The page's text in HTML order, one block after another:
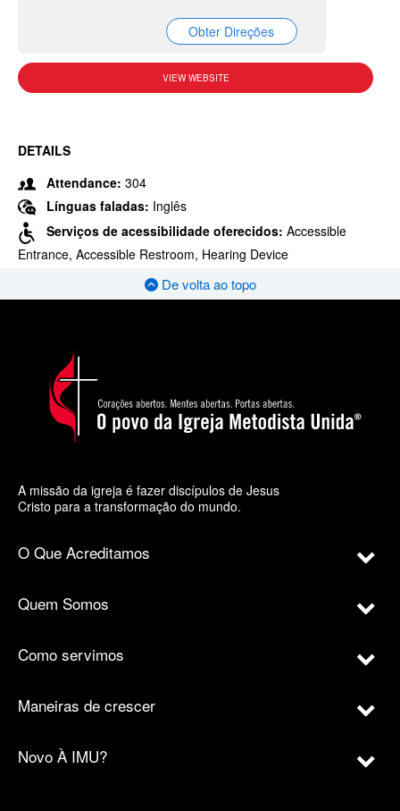
Obter Direções
VIEW WEBSITE
DETAILS
Attendance: 304
Línguas faladas: Inglês
Serviços de acessibilidade oferecidos: Accessible
Entrance, Accessible Restroom, Hearing Device
De volta ao topo
A missão da igreja é fazer discípulos de Jesus
Cristo para a transformação do mundo.
O Que Acreditamos
Quem Somos
Como servimos
Maneiras de crescer
Novo À IMU?